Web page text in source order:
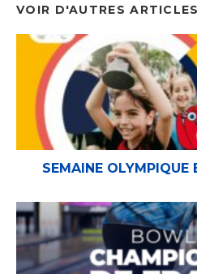
VOIR D'AUTRES ARTICLES
SEMAINE OLYMPIQUE